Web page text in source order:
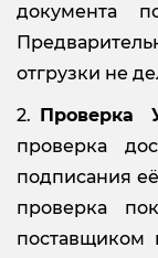
документа
отгрузки не
проверка
подписания
проверка